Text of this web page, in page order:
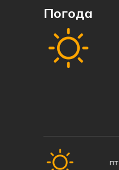
Погода
пт